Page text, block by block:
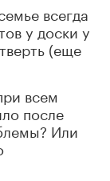
всегда
у доски у
(еще
всем
после
Или